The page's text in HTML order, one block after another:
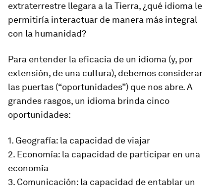
extraterrestre llegara a la Tierra, ¿qué idioma le
permitiría interactuar de manera más integral
con la humanidad?
Para entender la eficacia de un idioma (y, por
extensión, de una cultura), debemos considerar
las puertas (“oportunidades”) que nos abre. A
grandes rasgos, un idioma brinda cinco
oportunidades:
1. Geografía: la capacidad de viajar
2. Economía: la capacidad de participar en una
economía
3. Comunicación: la capacidad de entablar un